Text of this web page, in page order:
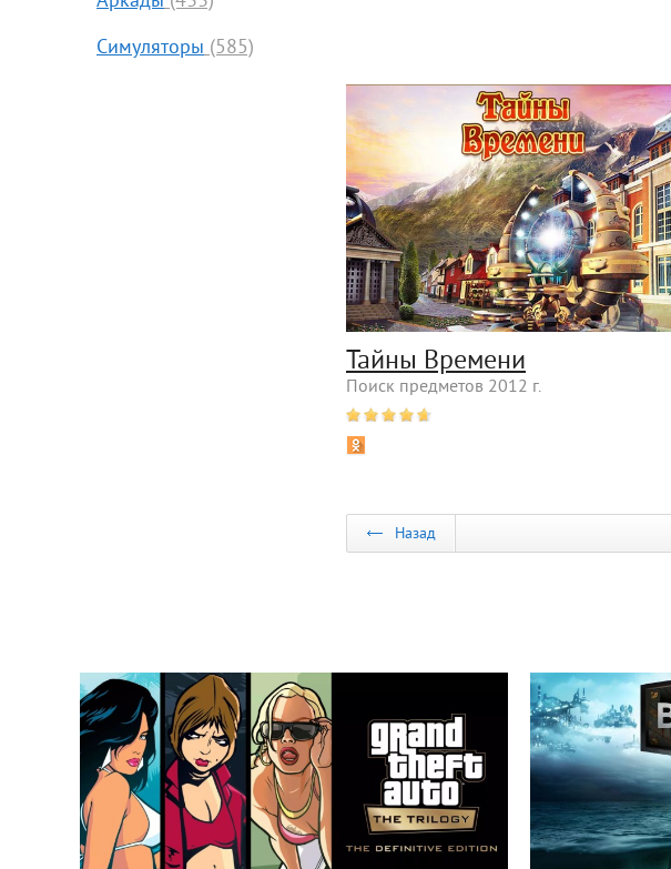
Симуляторы(585)
Тайны Времени
Поиск предметов 2012 г.
Назад